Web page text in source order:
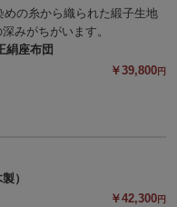
めの糸から織られた緞子生地
みがちがいます。
絹座布団
￥39,800円
）
￥42,300円